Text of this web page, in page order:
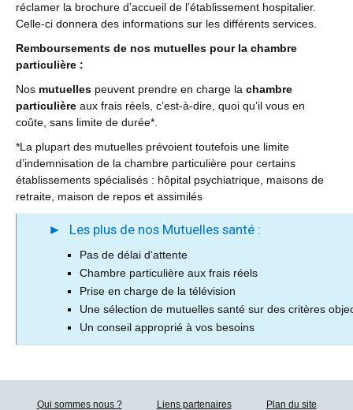
réclamer la brochure d’accueil de l’établissement hospitalier.
Celle-ci donnera des informations sur les différents services.
Remboursements de nos mutuelles pour la chambre
particulière :
Nos mutuelles peuvent prendre en charge la chambre
particulière aux frais réels, c’est-à-dire, quoi qu’il vous en
coûte, sans limite de durée*.
*La plupart des mutuelles prévoient toutefois une limite
d’indemnisation de la chambre particulière pour certains
établissements spécialisés : hôpital psychiatrique, maisons de
retraite, maison de repos et assimilés
Les plus de nos Mutuelles santé :
Pas de délai d‘attente
Chambre particulière aux frais réels
Prise en charge de la télévision
Une sélection de mutuelles santé sur des critères
Un conseil approprié à vos besoins
Qui sommes nous ? Liens partenaires Plan du site